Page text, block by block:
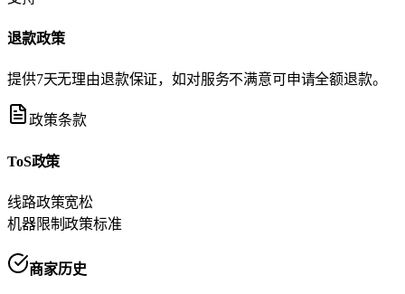
退款政策
提供7天无理由退款保证，如对服务不满意可申请全额退款。
政策条款
ToS政策
线路政策宽松
机器限制政策标准
商家历史